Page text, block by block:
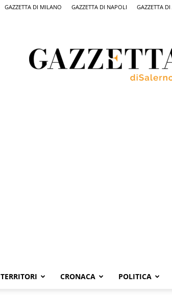
GAZZETTA DI MILANO GAZZETTA DI NAPOLI GAZZETTA
Salerno,
il
quotidiano
TERRITORI CRONACA POLITICA